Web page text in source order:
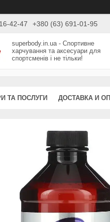
42-47 +380 (63) 691-01-95
superbody.in.ua - Спортивне
харчування та аксесуари для
спортсменів і не тільки!
ТА ПОСЛУГИ ДОСТАВКА И